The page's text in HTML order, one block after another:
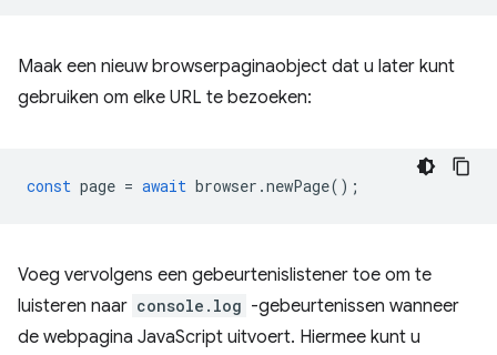
Maak een nieuw browserpaginaobject dat u later kunt
gebruiken om elke URL te bezoeken:
const page = await browser .newPage();
Voeg vervolgens een gebeurtenislistener toe om te
luisteren naar console.log -gebeurtenissen wanneer
de webpagina JavaScript uitvoert. Hiermee kunt u